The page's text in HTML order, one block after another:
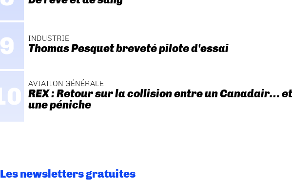
INDUSTRIE
Thomas Pesquet breveté pilote d'essai
AVIATION GÉNÉRALE
REX : Retour sur la collision entre un Canadair…
une péniche
Les newsletters gratuites